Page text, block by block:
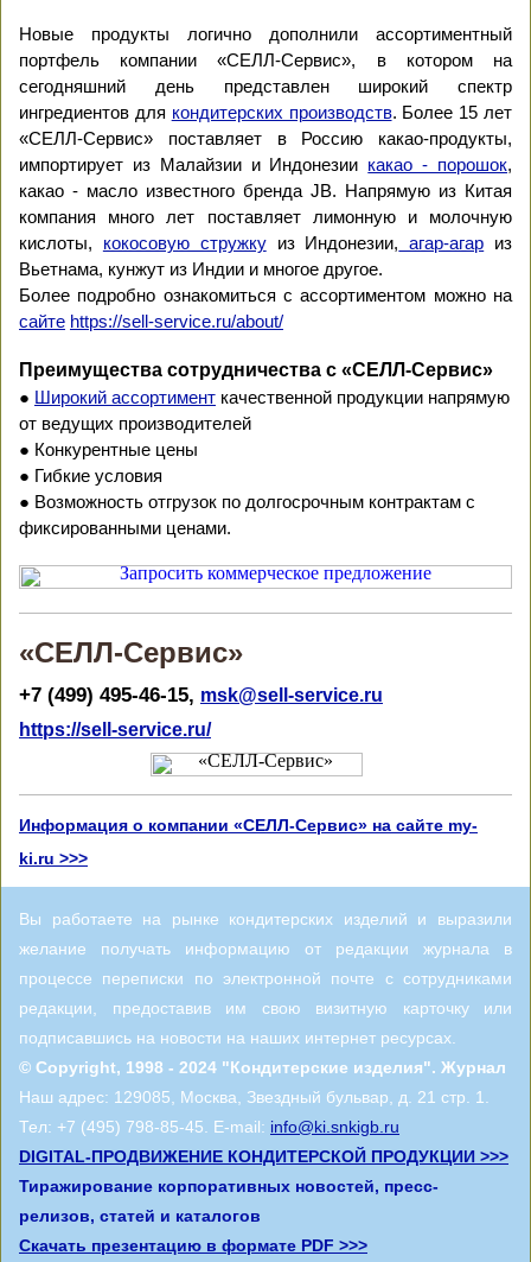
Новые продукты логично дополнили ассортиментный
портфель компании «СЕЛЛ-Сервис», в котором на
сегодняшний день представлен широкий спектр
ингредиентов для кондитерских производств. Более 15 лет
«СЕЛЛ-Сервис» поставляет в Россию какао-продукты,
импортирует из Малайзии и Индонезии какао - порошок,
какао - масло известного бренда JB. Напрямую из Китая
компания много лет поставляет лимонную и молочную
кислоты, кокосовую стружкуиз Индонезии, агар-агар из
Вьетнама, кунжут из Индии и многое другое.
Более подробно ознакомиться с ассортиментом можно на
сайте https://sell-service.ru/about/
Преимущества сотрудничества с «СЕЛЛ-Сервис»
● Широкий ассортимент качественной продукции напрямую
от ведущих производителей
● Конкурентные цены
● Гибкие условия
● Возможность отгрузок по долгосрочным контрактам с
фиксированными ценами.
«СЕЛЛ-Сервис»
+7 (499) 495-46-15, msk@sell-service.ru
https://sell-service.ru/
Информация о компании «СЕЛЛ-Сервис» на сайте my-
ki.ru >>>
Вы работаете на рынке кондитерских изделий и выразили
желание получать информацию от редакции журнала в
процессе переписки по электронной почте с сотрудниками
редакции, предоставив им свою визитную карточку или
подписавшись на новости на наших интернет ресурсах.
© Copyright, 1998 - 2024 "Кондитерские изделия". Журнал
Наш адрес: 129085, Москва, Звездный бульвар, д. 21 стр. 1.
Тел: +7 (495) 798-85-45. E-mail: info@ki.snkigb.ru
DIGITAL-ПРОДВИЖЕНИЕ КОНДИТЕРСКОЙ ПРОДУКЦИИ >>>
Тиражирование корпоративных новостей, пресс-
релизов, статей и каталогов
Скачать презентацию в формате PDF >>>